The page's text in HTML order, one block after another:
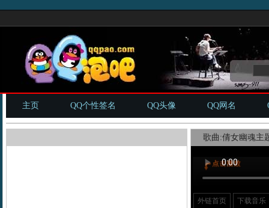
主页 QQ个性签名 QQ头像 QQ网名
歌曲:倩女幽魂主
外链首页 下载音乐